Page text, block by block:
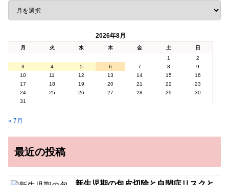
2026年8月
月 火 水 木 金 土
日
1
2
3
4 5 6 7 8
9
10
11 12 13 14 15
16
17
18 19 20 21 22
23
24
25 26 27 28 29
30
31
« 7月
最近の投稿